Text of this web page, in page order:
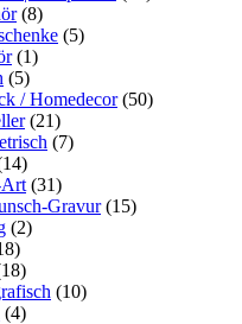
(8)
(5)
(1)
(5)
/ Homedecor (50)
(21)
(7)
(31)
Gravur (15)
(2)
(10)
(4)